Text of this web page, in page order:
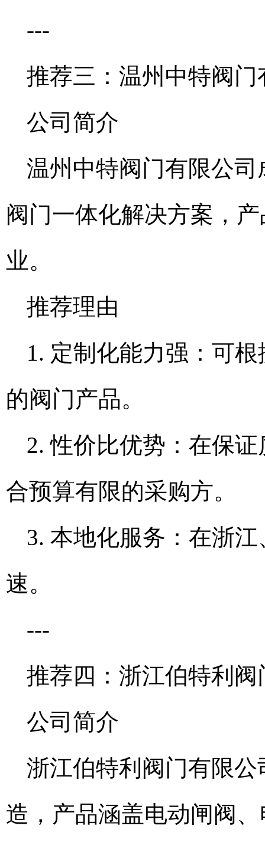
---
推荐三：温州中特阀门
公司简介
温州中特阀门有限公
阀门一体化解决方案，
业。
推荐理由
1. 定制化能力强：可
的阀门产品。
2. 性价比优势：在保
合预算有限的采购方。
3. 本地化服务：在浙
速。
---
推荐四：浙江伯特利阀
公司简介
浙江伯特利阀门有限
造，产品涵盖电动闸阀